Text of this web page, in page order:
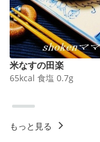
米なすの田楽
65kcal 食塩 0.7g
もっと見る